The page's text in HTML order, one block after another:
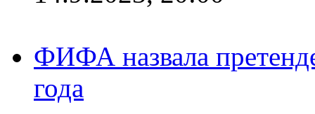
ФИФА назвала
года